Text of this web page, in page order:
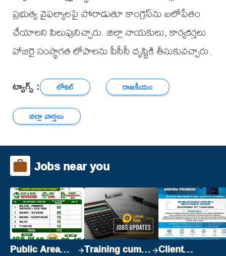
ప్రభుత్వ వైఫల్యాలపై పోరాడుతూ కాంగ్రెస్‌ను బలోపేతం
చేయాలని పిలుపునిచ్చారు. జిల్లా నాయకులు, కార్యకర్తలు
హాజరై సంస్థాగత లోపాలను పీసీసీ దృష్టికి తీసుకువచ్చారు.
ట్యాగ్స్ : లోకల్
రాజకీయం
జిల్లా వార్తలు
Jobs near you
Public Area Training cum Client